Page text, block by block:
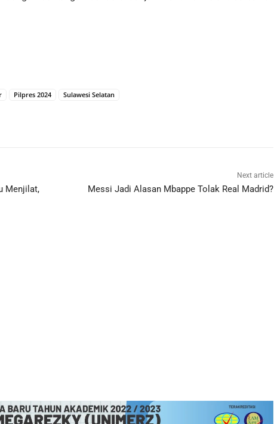
Pilpres 2024 Sulawesi Selatan
Menjilat,
Next article
Messi Jadi Alasan Mbappe Tolak Real Madrid?